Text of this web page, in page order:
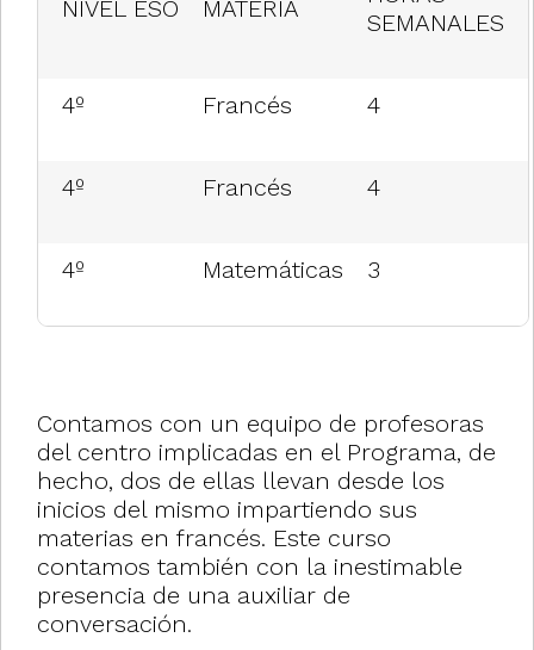
NIVEL ESO MATERIA
SEMANALES
4º Francés 4
4º Francés 4
4º Matemáticas 3
Contamos con un equipo de profesoras
del centro implicadas en el Programa, de
hecho, dos de ellas llevan desde los
inicios del mismo impartiendo sus
materias en francés. Este curso
contamos también con la inestimable
presencia de una auxiliar de
conversación.